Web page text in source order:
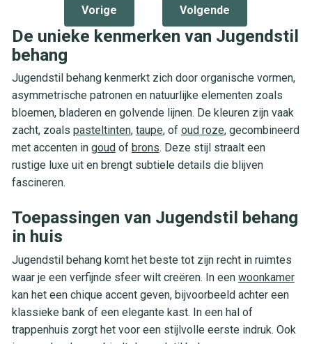
Vorige Volgende
De unieke kenmerken van Jugendstil
behang
Jugendstil behang kenmerkt zich door organische vormen,
asymmetrische patronen en natuurlijke elementen zoals
bloemen, bladeren en golvende lijnen. De kleuren zijn vaak
zacht, zoals pasteltinten, taupe, of oud roze, gecombineerd
met accenten in goudof brons. Deze stijl straalt een
rustige luxe uit en brengt subtiele details die blijven
fascineren.
Toepassingen van Jugendstil behang
in huis
Jugendstil behang komt het beste tot zijn recht in ruimtes
waar je een verfijnde sfeer wilt creëren. In een woonkamer
kan het een chique accent geven, bijvoorbeeld achter een
klassieke bank of een elegante kast. In een hal of
trappenhuis zorgt het voor een stijlvolle eerste indruk. Ook